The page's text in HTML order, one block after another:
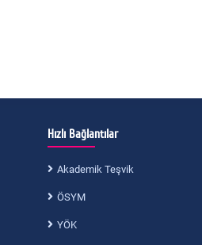
Hızlı Bağlantılar
Akademik Teşvik
ÖSYM
YÖK